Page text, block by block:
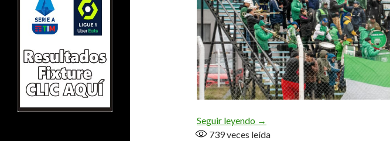
Seguir leyendo Momento de definiciones (Audio)
→
739veces leída